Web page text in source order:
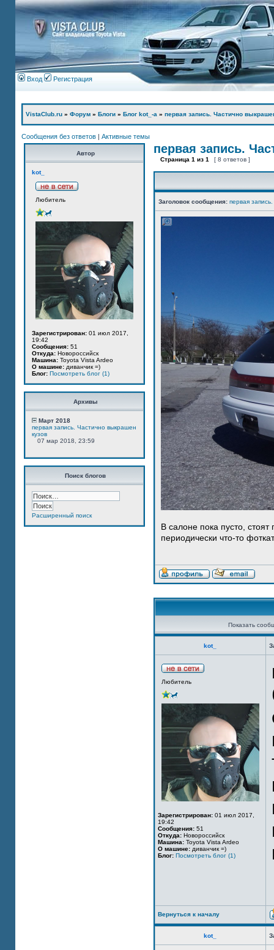
Вход Регистрация
VistaClub.ru » Форум » Блоги » Блог kot_-а » первая запись. Частично
Сообщения без ответов | Активные темы
Автор
kot_
Любитель
Зарегистрирован: 01 июл 2017,
19:42
Сообщения: 51
Откуда: Новороссийск
Машина: Toyota Vista Ardeo
О машине: диванчик =)
Блог: Посмотреть блог (1)
Архивы
Март 2018
первая запись. Частично выкрашен
кузов
07 мар 2018, 23:59
Поиск блогов
Расширенный поиск
первая запись.
Страница 1 из 1 [ 8 ответов ]
Заголовок сообщения: первая
В салоне пока пусто,
периодически что-то
Показать
kot_
Любитель
Зарегистрирован: 01 июл 2017,
19:42
Сообщения: 51
Откуда: Новороссийск
Машина: Toyota Vista Ardeo
О машине: диванчик =)
Блог: Посмотреть блог (1)
Вернуться к началу
kot_